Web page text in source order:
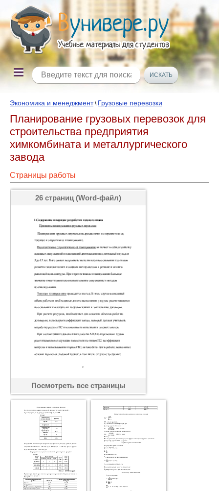
Экономика и менеджмент\ Грузовые перевозки
Планирование грузовых перевозок для
строительства предприятия
химкомбината и металлургического
завода
Страницы работы
26 страниц (Word-файл)
Посмотреть все страницы